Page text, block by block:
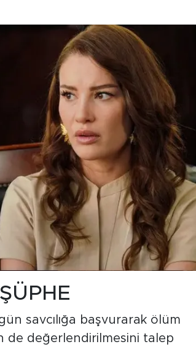
savcılığa başvurarak ölüm
de değerlendirilmesini talep